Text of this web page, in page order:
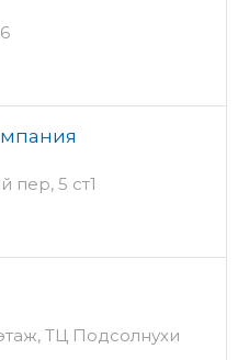
пер, 5 ст1
ТЦ Подсолнухи